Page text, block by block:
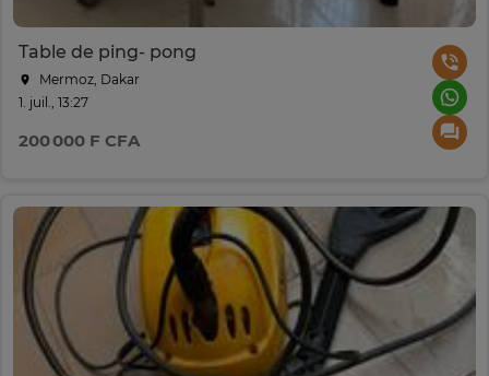
Table de ping- pong
Mermoz, Dakar
1. juil., 13:27
200 000 F CFA